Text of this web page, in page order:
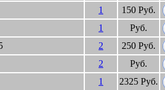
1
150 Руб.
1
Руб.
2
250 Руб.
2
Руб.
1
2325 Руб.